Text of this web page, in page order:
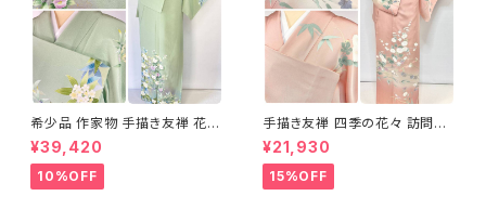
希少品 作家物 手描き友禅 花鳥
文 椿 沈丁花 訪問着 正絹 袷 黄
緑 青 白 1418
¥39,420
10%OFF
手描き友禅 四季の花々 訪問着
袷 正絹 サーモンピンク クリー
ム 白 桃花色 1434
¥21,930
15%OFF